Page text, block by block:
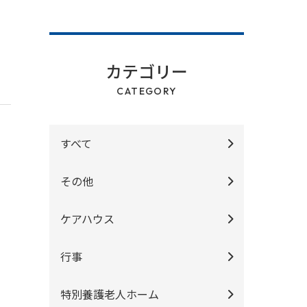
カテゴリー
CATEGORY
すべて
その他
ケアハウス
行事
特別養護老人ホーム